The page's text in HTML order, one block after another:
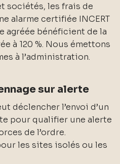
sociétés, les frais de
alarme certifiée INCERT
agréée bénéficient de la
à 120 %. Nous émettons
à l’administration.
sur alerte
déclencher l’envoi d’un
pour qualifier une alerte
de l’ordre.
les sites isolés ou les